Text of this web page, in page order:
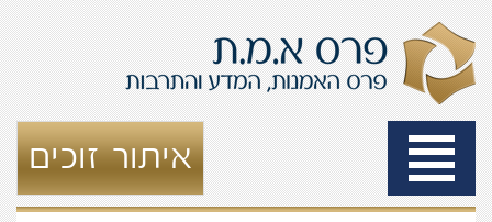
Toggle
navigation
איתור זוכים